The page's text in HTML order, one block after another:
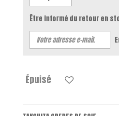
Être informé du retour en
Épuisé